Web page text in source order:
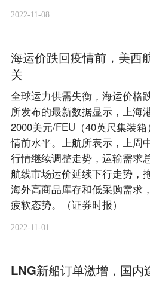
2022-11-08
海运价跌回疫情前，美西
关
全球运力供需失衡，海运价格
所发布的最新数据显示，上海
2000美元/FEU（40英尺集装
情前水平。上航所表示，上周
行情继续调整走势，运输需求
航线市场运价延续下行走势，
海外高商品库存和低采购需求
疲软态势。（证券时报）
2022-11-01
LNG新船订单激增，国内